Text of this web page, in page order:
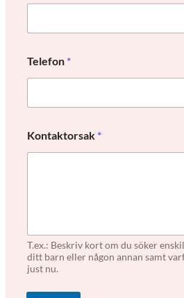
o
n
t
o
r
p
o
s
t
Telefon *
Kontaktorsak *
T.ex.: Beskriv kort om du söker
ditt barn eller någon annan samt
just nu.